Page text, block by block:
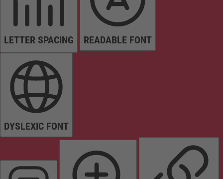
LETTER SPACING READABLE FONT
DYSLEXIC FONT